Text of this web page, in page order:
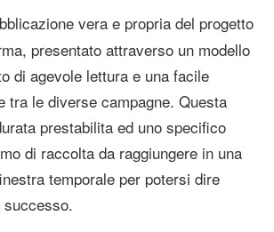
vera e propria del progetto
presentato attraverso un modello
di agevole lettura e una facile
tra le diverse campagne. Questa
prestabilita ed uno specifico
di raccolta da raggiungere in una
temporale per potersi dire